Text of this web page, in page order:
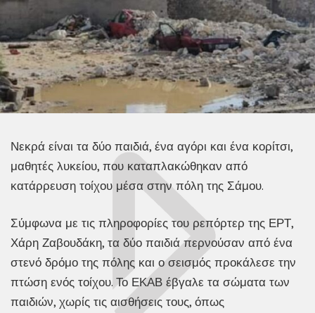
Νεκρά είναι τα δύο παιδιά, ένα αγόρι και ένα κορίτσι,
μαθητές λυκείου, που καταπλακώθηκαν από
κατάρρευση τοίχου μέσα στην πόλη της Σάμου.
Σύμφωνα με τις πληροφορίες του ρεπόρτερ της ΕΡΤ,
Χάρη Ζαβουδάκη, τα δύο παιδιά περνούσαν από ένα
στενό δρόμο της πόλης και ο σεισμός προκάλεσε την
πτώση ενός τοίχου. Το ΕΚΑΒ έβγαλε τα σώματα των
παιδιών, χωρίς τις αισθήσεις τους, όπως